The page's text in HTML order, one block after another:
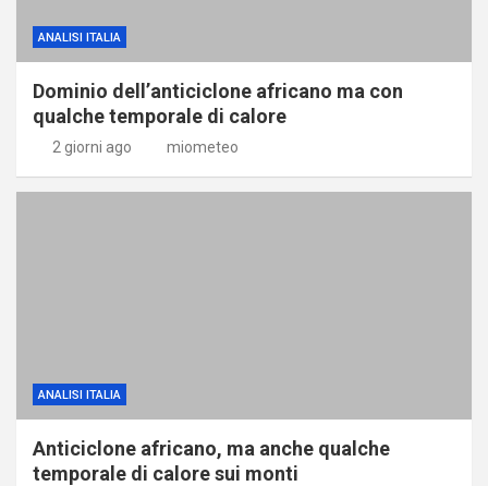
ANALISI ITALIA
Dominio dell’anticiclone africano ma con
qualche temporale di calore
2 giorni ago miometeo
ANALISI ITALIA
Anticiclone africano, ma anche qualche
temporale di calore sui monti